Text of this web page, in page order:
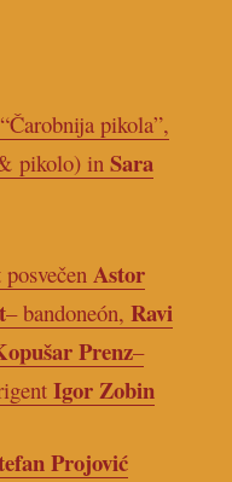
pikola”,
pikolo) inSara
Astor
– bandoneón,Ravi
Prenz–
Igor Zobin
Projović